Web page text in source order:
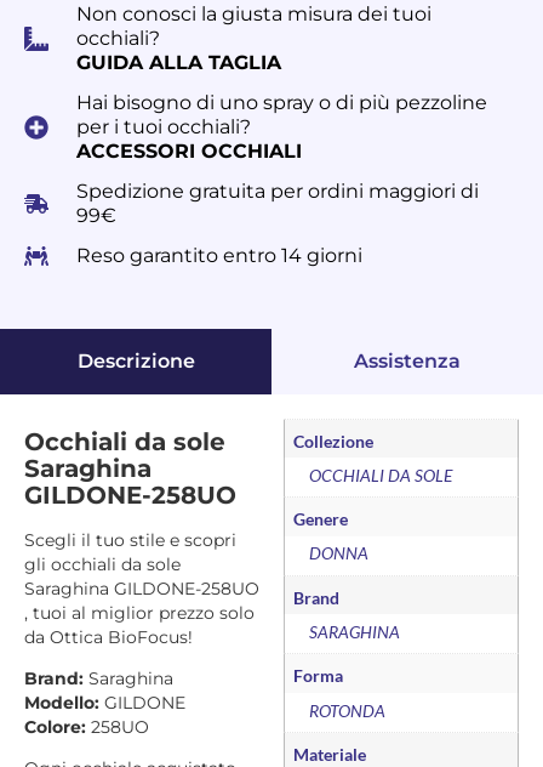
Non conosci la giusta misura dei tuoi
occhiali?
GUIDA ALLA TAGLIA
Hai bisogno di uno spray o di più pezzoline
per i tuoi occhiali?
ACCESSORI OCCHIALI
Spedizione gratuita per ordini maggiori di
99€
Reso garantito entro 14 giorni
Descrizione Assistenza
Occhiali da sole
Saraghina
GILDONE-258UO
Scegli il tuo stile e scopri
gli occhiali da sole
Saraghina GILDONE-258UO
, tuoi al miglior prezzo solo
da Ottica BioFocus!
Brand: Saraghina
Modello: GILDONE
Colore: 258UO
Collezione
OCCHIALI DA SOLE
Genere
DONNA
Brand
SARAGHINA
Forma
ROTONDA
Materiale